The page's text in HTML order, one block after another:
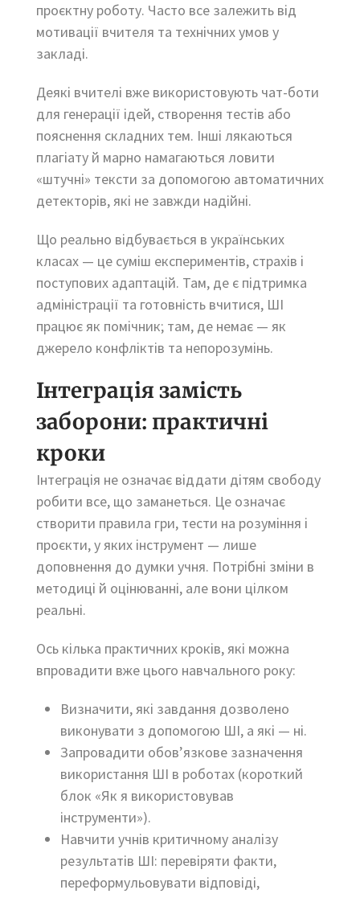
проєктну роботу. Часто все залежить від
мотивації вчителя та технічних умов у
закладі.
Деякі вчителі вже використовують чат-боти
для генерації ідей, створення тестів або
пояснення складних тем. Інші лякаються
плагіату й марно намагаються ловити
«штучні» тексти за допомогою автоматичних
детекторів, які не завжди надійні.
Що реально відбувається в українських
класах — це суміш експериментів, страхів і
поступових адаптацій. Там, де є підтримка
адміністрації та готовність вчитися, ШІ
працює як помічник; там, де немає — як
джерело конфліктів та непорозумінь.
Інтеграція замість
заборони: практичні
кроки
Інтеграція не означає віддати дітям свободу
робити все, що заманеться. Це означає
створити правила гри, тести на розуміння і
проєкти, у яких інструмент — лише
доповнення до думки учня. Потрібні зміни в
методиці й оцінюванні, але вони цілком
реальні.
Ось кілька практичних кроків, які можна
впровадити вже цього навчального року:
Визначити, які завдання дозволено
виконувати з допомогою ШІ, а які — ні.
Запровадити обов’язкове зазначення
використання ШІ в роботах (короткий
блок «Як я використовував
інструменти»).
Навчити учнів критичному аналізу
результатів ШІ: перевіряти факти,
переформульовувати відповіді,